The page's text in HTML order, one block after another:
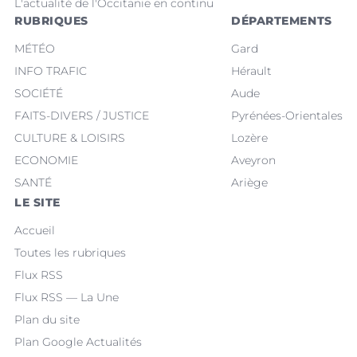
L'actualité de l'Occitanie en continu
RUBRIQUES
MÉTÉO
INFO TRAFIC
SOCIÉTÉ
FAITS-DIVERS / JUSTICE
CULTURE & LOISIRS
ECONOMIE
SANTÉ
DÉPARTEMENTS
Gard
Hérault
Aude
Pyrénées-Orientales
Lozère
Aveyron
Ariège
LE SITE
Accueil
Toutes les rubriques
Flux RSS
Flux RSS — La Une
Plan du site
Plan Google Actualités